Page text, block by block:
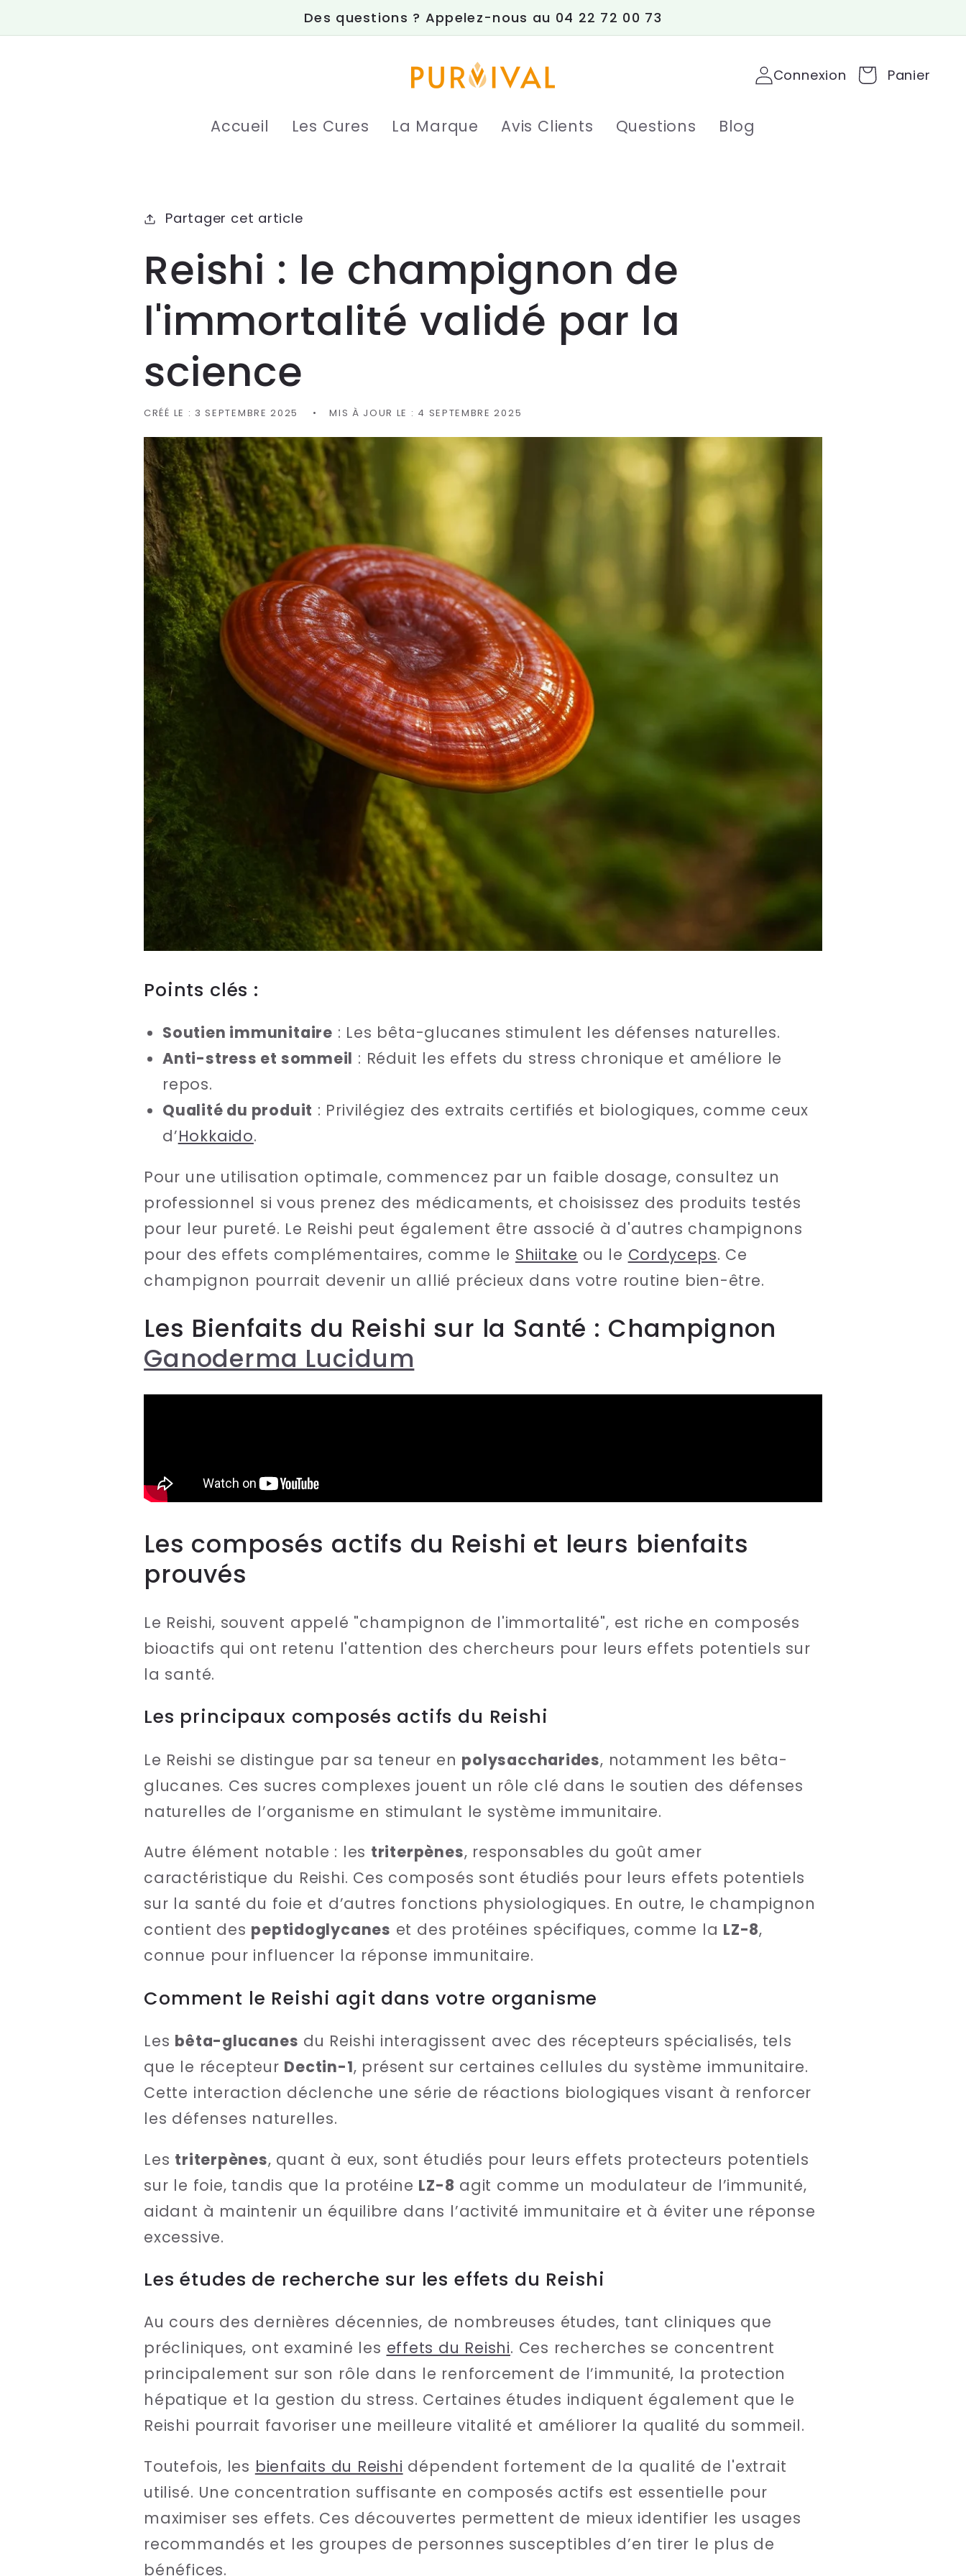
au
Des questions ? Appelez-nous au 04 22 72 00 73
Accueil Les Cures La Marque Avis Clients Questions Blog
Connexion Panier
Partager cet article
Reishi : le champignon de
l'immortalité validé par la
science
CRÉÉ LE : 3 SEPTEMBRE 2025 MIS À JOUR LE : 4 SEPTEMBRE 2025
Points clés :
Soutien immunitaire : Les bêta-glucanes stimulent les défenses naturelles.
Anti-stress et sommeil : Réduit les effets du stress chronique et améliore le
repos.
Qualité du produit : Privilégiez des extraits certifiés et biologiques, comme ceux
d’Hokkaido.
Pour une utilisation optimale, commencez par un faible dosage, consultez un
professionnel si vous prenez des médicaments, et choisissez des produits testés
pour leur pureté. Le Reishi peut également être associé à d'autres champignons
pour des effets complémentaires, comme le Shiitake ou le Cordyceps. Ce
champignon pourrait devenir un allié précieux dans votre routine bien-être.
Les Bienfaits du Reishi sur la Santé : Champignon
Ganoderma Lucidum
Les composés actifs du Reishi et leurs bienfaits
prouvés
Le Reishi, souvent appelé "champignon de l'immortalité", est riche en composés
bioactifs qui ont retenu l'attention des chercheurs pour leurs effets potentiels sur
la santé.
Les principaux composés actifs du Reishi
Le Reishi se distingue par sa teneur en polysaccharides, notamment les bêta-
glucanes. Ces sucres complexes jouent un rôle clé dans le soutien des défenses
naturelles de l’organisme en stimulant le système immunitaire.
Autre élément notable : les triterpènes, responsables du goût amer
caractéristique du Reishi. Ces composés sont étudiés pour leurs effets potentiels
sur la santé du foie et d’autres fonctions physiologiques. En outre, le champignon
contient des peptidoglycanes et des protéines spécifiques, comme la LZ-8,
connue pour influencer la réponse immunitaire.
Comment le Reishi agit dans votre organisme
Les bêta-glucanes du Reishi interagissent avec des récepteurs spécialisés, tels
que le récepteur Dectin-1, présent sur certaines cellules du système immunitaire.
Cette interaction déclenche une série de réactions biologiques visant à renforcer
les défenses naturelles.
Les triterpènes, quant à eux, sont étudiés pour leurs effets protecteurs potentiels
sur le foie, tandis que la protéine LZ-8 agit comme un modulateur de l’immunité,
aidant à maintenir un équilibre dans l’activité immunitaire et à éviter une réponse
excessive.
Les études de recherche sur les effets du Reishi
Au cours des dernières décennies, de nombreuses études, tant cliniques que
précliniques, ont examiné les effets du Reishi. Ces recherches se concentrent
principalement sur son rôle dans le renforcement de l’immunité, la protection
hépatique et la gestion du stress. Certaines études indiquent également que le
Reishi pourrait favoriser une meilleure vitalité et améliorer la qualité du sommeil.
Toutefois, les bienfaits du Reishi dépendent fortement de la qualité de l'extrait
utilisé. Une concentration suffisante en composés actifs est essentielle pour
maximiser ses effets. Ces découvertes permettent de mieux identifier les usages
recommandés et les groupes de personnes susceptibles d’en tirer le plus de
bénéfices.